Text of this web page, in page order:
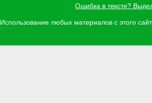
Ошибка в тексте?
Использование любых материалов с этого
Задать вопрос